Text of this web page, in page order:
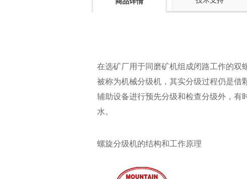
在选矿厂用于同磨矿机组成闭路工作的双
被称为机械分级机，其实分级过程仍是借
辅助设备进行预先分级和检查分级外，有
水。
螺旋分级机的结构和工作原理